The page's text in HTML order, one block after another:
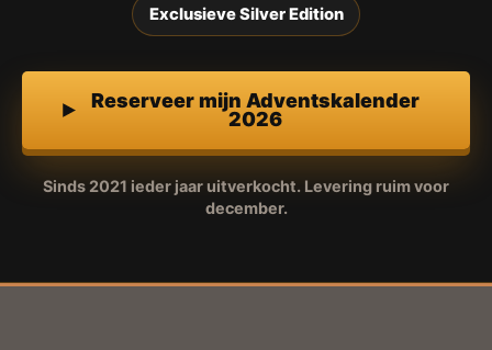
Exclusieve Silver Edition
Reserveer mijn Adventskalender
2026
Sinds 2021 ieder jaar uitverkocht. Levering ruim voor
december.